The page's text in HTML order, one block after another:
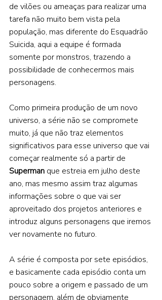
de vilões ou ameaças para realizar uma
tarefa não muito bem vista pela
população, mas diferente do Esquadrão
Suicida, aqui a equipe é formada
somente por monstros, trazendo a
possibilidade de conhecermos mais
personagens.
Como primeira produção de um novo
universo, a série não se compromete
muito, já que não traz elementos
significativos para esse universo que vai
começar realmente só a partir de
Superman que estreia em julho deste
ano, mas mesmo assim traz algumas
informações sobre o que vai ser
aproveitado dos projetos anteriores e
introduz alguns personagens que iremos
ver novamente no futuro.
A série é composta por sete episódios,
e basicamente cada episódio conta um
pouco sobre a origem e passado de um
personagem, além de obviamente